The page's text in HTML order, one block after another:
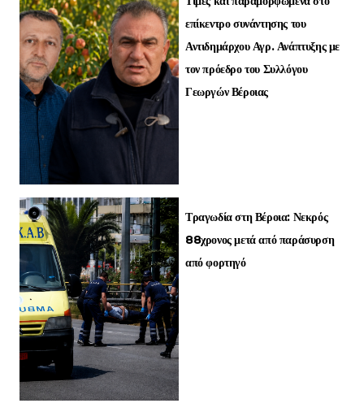
επίκεντρο συνάντησης του
Αντιδημάρχου Αγρ. Ανάπτυξης με
τον πρόεδρο του Συλλόγου
Γεωργών Βέροιας
Τραγωδία στη Βέροια: Νεκρός
88χρονος μετά από παράσυρση
από φορτηγό